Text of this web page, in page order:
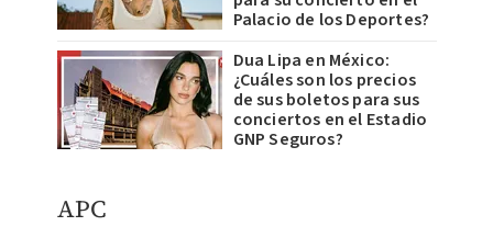
Palacio de los Deportes?
Dua Lipa en México:
¿Cuáles son los precios
de sus boletos para sus
conciertos en el Estadio
GNP Seguros?
APC